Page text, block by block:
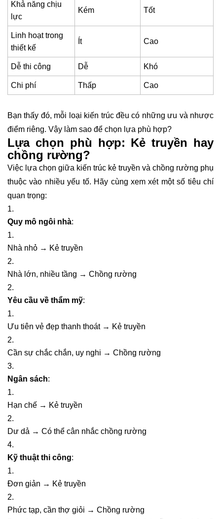
Khả năng chịu
lực
Kém Tốt
Linh hoạt trong
thiết kế
Ít Cao
Dễ thi công Dễ Khó
Chi phí Thấp Cao
Bạn thấy đó, mỗi loại kiến trúc đều có những ưu và nhược
điểm riêng. Vậy làm sao để chọn lựa phù hợp?
Lựa chọn phù hợp: Kẻ truyền hay
chồng rường?
Việc lựa chọn giữa kiến trúc kẻ truyền và chồng rường phụ
thuộc vào nhiều yếu tố. Hãy cùng xem xét một số tiêu chí
quan trọng:
Quy mô ngôi nhà:
Nhà nhỏ → Kẻ truyền
Nhà lớn, nhiều tầng → Chồng rường
Yêu cầu về thẩm mỹ:
Ưu tiên vẻ đẹp thanh thoát → Kẻ truyền
Cần sự chắc chắn, uy nghi → Chồng rường
Ngân sách:
Hạn chế → Kẻ truyền
Dư dả → Có thể cân nhắc chồng rường
Kỹ thuật thi công:
Đơn giản → Kẻ truyền
Phức tạp, cần thợ giỏi → Chồng rường